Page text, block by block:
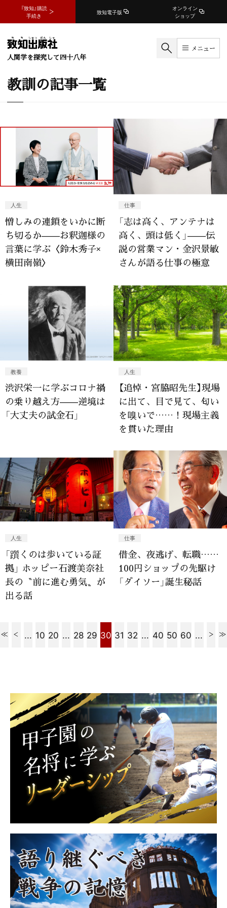
『致知』購読
手続き
致知電子版
オンライン
ショップ
人間学を探究して四十八年
メニュー
教訓の記事一覧
人生
憎しみの連鎖をいかに断
ち切るか——お釈迦様の
言葉に学ぶ〈鈴木秀子×
横田南嶺〉
仕事
「志は高く、アンテナは
高く、頭は低く」——伝
説の営業マン・金沢景敏
さんが語る仕事の極意
教養
渋沢栄一に学ぶコロナ禍
の乗り越え方——逆境は
「大丈夫の試金石」
人生
【追悼・宮脇昭先生】現場
に出て、目で見て、匂い
を嗅いで……！現場主義
を貫いた理由
人生
「躓くのは歩いている証
拠」 ホッピー石渡美奈社
長の〝前に進む勇気〟が
出る話
仕事
借金、夜逃げ、転職……
100円ショップの先駆け
「ダイソー」誕生秘話
... 10 20 ... 28 29 30 31 32 ... 40 50 60 ...